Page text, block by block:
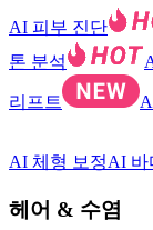
AI 피부 진단
톤 분석
리프트
AI 체형 보정AI 바
헤어 & 수염